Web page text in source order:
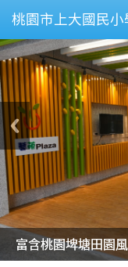
桃園市上大國民小
美麗的操場是我們
美麗的操場是我們
煥然一新的小司令台
煥然一新的小司令台
富含桃園埤塘田園
富含桃園埤塘田園
嶄新的中庭廣場
嶄新的中庭廣場
水生池生生不息
水生池生生不息